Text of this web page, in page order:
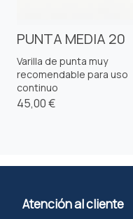
PUNTA MEDIA 20
Varilla de punta muy
recomendable para uso
continuo
45,00 €
Atención al cliente